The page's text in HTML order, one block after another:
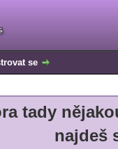
se
tady
najdeš